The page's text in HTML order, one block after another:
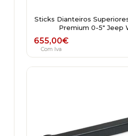
Sticks Dianteiros
Premium 0-5" Jeep
655,00€
Com Iva